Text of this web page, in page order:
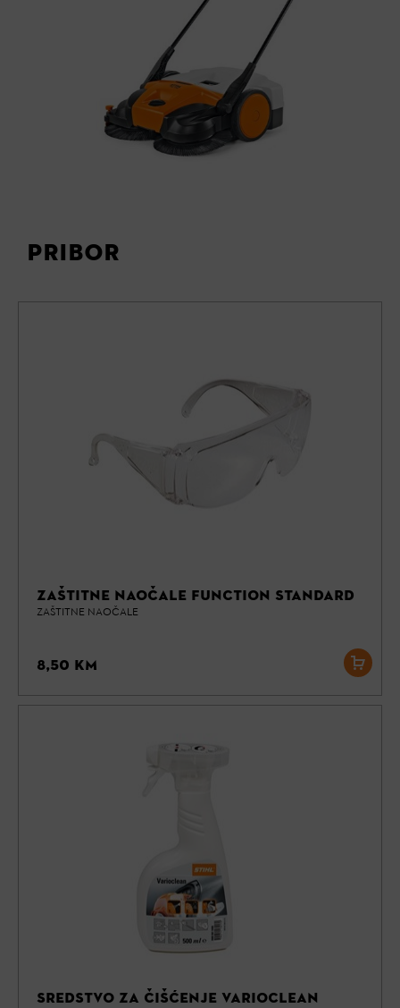
PRIBOR
ZAŠTITNE NAOČALE FUNCTION STANDARD
ZAŠTITNE NAOČALE
8,50 KM
SREDSTVO ZA ČIŠĆENJE VARIOCLEAN